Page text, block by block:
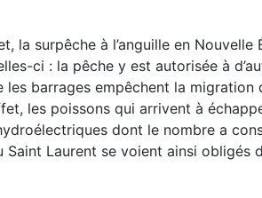
la surpêche à l’anguille en
ci : la pêche y est autorisée à
barrages empêchent la migration
les poissons qui arrivent à
dont le nombre a
Laurent se voient ainsi obligés